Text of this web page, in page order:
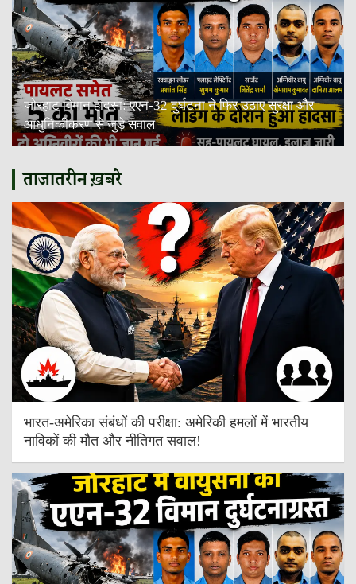
जोरहाट विमान हादसा: एएन-32 दुर्घटना ने फिर उठाए सुरक्षा और
आधुनिकीकरण से जुड़े सवाल
ताजातरीन ख़बरे
भारत-अमेरिका संबंधों की परीक्षा: अमेरिकी हमलों में भारतीय
नाविकों की मौत और नीतिगत सवाल!